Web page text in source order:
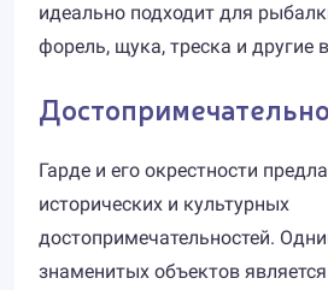
идеально подходит для
форель, щука, треска и
Гарде и его окрестности
исторических и культурных
достопримечательностей.
знаменитых объектов